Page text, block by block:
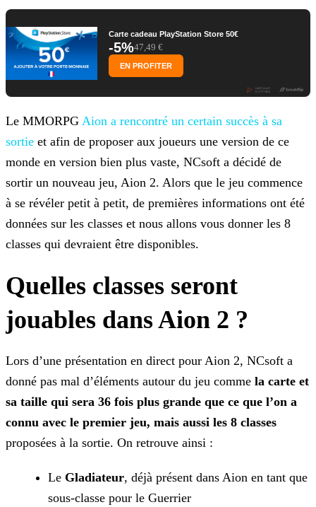
Carte cadeau PlayStation Store 50€
-5%47,49 €
EN PROFITER
Le MMORPG Aion a rencontré un certain succès à sa
sortie et afin de proposer aux joueurs une version de ce
monde en version bien plus vaste, NCsoft a décidé de
sortir un nouveau jeu, Aion 2. Alors que le jeu commence
à se révéler petit à petit, de premières informations ont été
données sur les classes et nous allons vous donner les 8
classes qui devraient être disponibles.
Quelles classes seront
jouables dans Aion 2 ?
Lors d’une présentation en direct pour Aion 2, NCsoft a
donné pas mal d’éléments autour du jeu comme la carte et
sa taille qui sera 36 fois plus grande que ce que l’on a
connu avec le premier jeu, mais aussi les 8 classes
proposées à la sortie. On retrouve ainsi :
Le Gladiateur, déjà présent dans Aion en tant que
sous-classe pour le Guerrier